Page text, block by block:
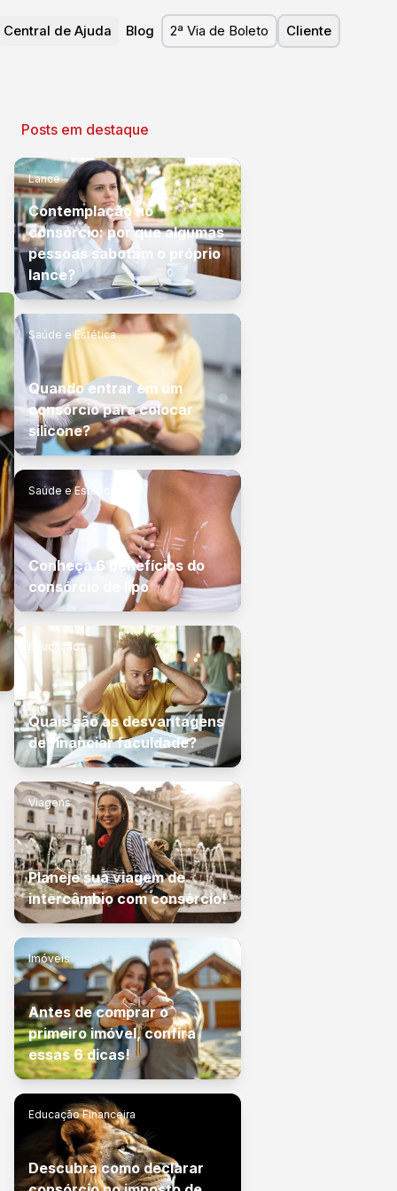
Central de Ajuda Blog 2ª Via de Boleto Cliente
Posts em destaque
Lance
Contemplação no
consórcio: por que algumas
pessoas sabotam o próprio
lance?
Saúde e Estética
Quando entrar em um
consórcio para colocar
silicone?
Saúde e Estética
Conheça 6 benefícios do
consórcio de lipo
Educação
Quais são as desvantagens
de financiar faculdade?
Viagens
Planeje sua viagem de
intercâmbio com consórcio!
Imóveis
Antes de comprar o
primeiro imóvel, confira
essas 6 dicas!
Educação Financeira
Descubra como declarar